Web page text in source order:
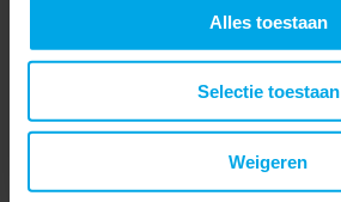
Alles toestaan
Selectie toestaan
Weigeren
Met inspectiegat
Meer laden